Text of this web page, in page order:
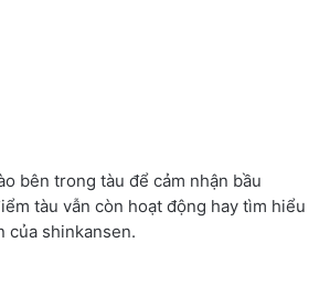
bên trong tàu để cảm nhận bầu
tàu vẫn còn hoạt động hay tìm hiểu
của shinkansen.